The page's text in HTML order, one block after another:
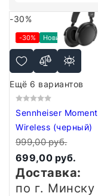
-30%
-30% Новинка
Ещё 6 вариантов
Sennheiser
Wireless (черный)
999,00 руб.
699,00 руб.
Доставка:
по г. Минску